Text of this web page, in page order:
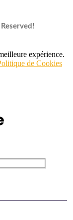
expérience.
de Cookies